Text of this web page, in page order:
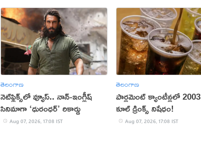
తెలంగాణ
నెట్‌ఫ్లిక్స్‌లో వ్యూస్.. నాన్-ఇంగ్లీష్
సినిమాగా ‘ధురంధర్’ రికార్డు
Aug 07, 2026, 17:08 IST
తెలంగాణ
పార్లమెంట్ క్యాంటీన్లలో
కూల్ డ్రింక్స్ నిషేధం!
Aug 07, 2026, 17:08 IST